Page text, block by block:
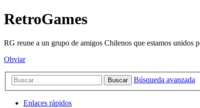
RetroGames
RG reune a un grupo de amigos Chilenos que estamos unidos
Obviar
Buscar Búsqueda avanzada
Enlaces rápidos